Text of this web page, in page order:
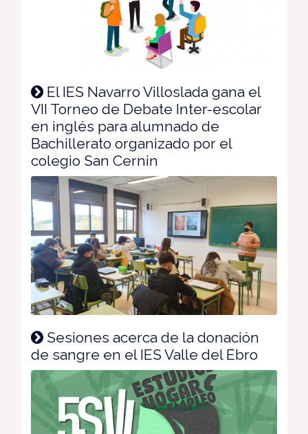
El IES Navarro Villoslada gana el
VII Torneo de Debate Inter-escolar
en inglés para alumnado de
Bachillerato organizado por el
colegio San Cernin
Sesiones acerca de la donación
de sangre en el IES Valle del Ebro